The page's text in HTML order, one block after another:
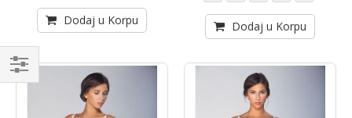
Dodaj u Korpu Dodaj u Korpu
Kupi